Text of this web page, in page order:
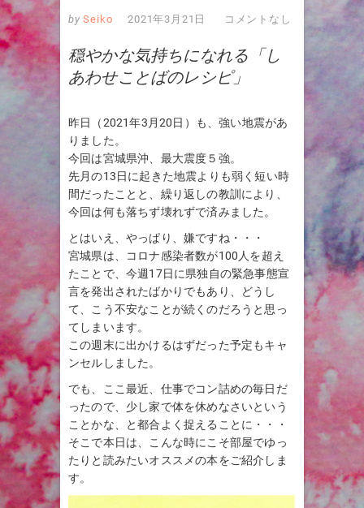
by Seiko 2021年3月21日 コメントなし
穏やかな気持ちになれる「し
あわせことばのレシピ」
昨日（2021年3月20日）も、強い地震があ
りました。
今回は宮城県沖、最大震度５強。
先月の13日に起きた地震よりも弱く短い時
間だったことと、繰り返しの教訓により、
今回は何も落ちず壊れずで済みました。
とはいえ、やっぱり、嫌ですね・・・
宮城県は、コロナ感染者数が100人を超え
たことで、今週17日に県独自の緊急事態宣
言を発出されたばかりでもあり、どうし
て、こう不安なことが続くのだろうと思っ
てしまいます。
この週末に出かけるはずだった予定もキャ
ンセルしました。
でも、ここ最近、仕事でコン詰めの毎日だ
ったので、少し家で体を休めなさいという
ことかな、と都合よく捉えることに・・・
そこで本日は、こんな時にこそ部屋でゆっ
たりと読みたいオススメの本をご紹介しま
す。